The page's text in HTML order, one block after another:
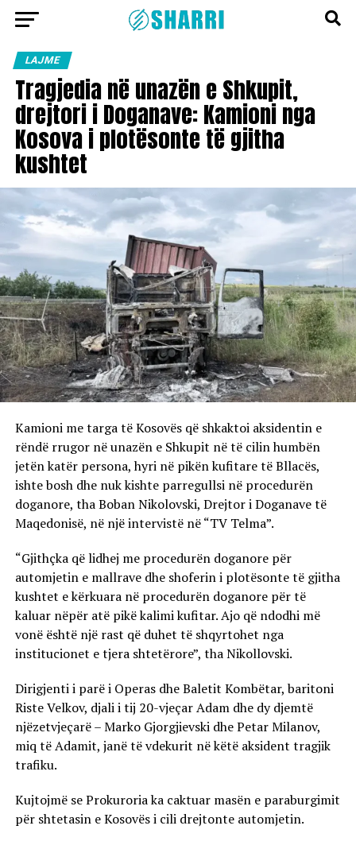
LAJME
Tragjedia në unazën e Shkupit,
drejtori i Doganave: Kamioni nga
Kosova i plotësonte të gjitha
kushtet
Kamioni me targa të Kosovës që shkaktoi aksidentin e
rëndë rrugor në unazën e Shkupit në të cilin humbën
jetën katër persona, hyri në pikën kufitare të Bllacës,
ishte bosh dhe nuk kishte parregullsi në procedurën
doganore, tha Boban Nikolovski, Drejtor i Doganave të
Maqedonisë, në një intervistë në “TV Telma”.
“Gjithçka që lidhej me procedurën doganore për
automjetin e mallrave dhe shoferin i plotësonte të gjitha
kushtet e kërkuara në procedurën doganore për të
kaluar nëpër atë pikë kalimi kufitar. Ajo që ndodhi më
vonë është një rast që duhet të shqyrtohet nga
institucionet e tjera shtetërore”, tha Nikollovski.
Dirigjenti i parë i Operas dhe Baletit Kombëtar, baritoni
Riste Velkov, djali i tij 20-vjeçar Adam dhe dy djemtë
njëzetvjeçarë – Marko Gjorgjievski dhe Petar Milanov,
miq të Adamit, janë të vdekurit në këtë aksident tragjik
trafiku.
Kujtojmë se Prokuroria ka caktuar masën e paraburgimit
për shtetasin e Kosovës i cili drejtonte automjetin.